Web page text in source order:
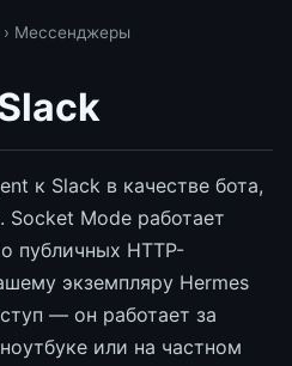
› Мессенджеры
к Slack в качестве бота,
Socket Mode работает
публичных HTTP-
экземпляру Hermes
— он работает за
или на частном